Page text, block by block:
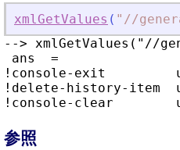
xmlGetValues ( " //
--> xmlGetValues("//
ans  =
!console-exit
!delete-history-item
参照